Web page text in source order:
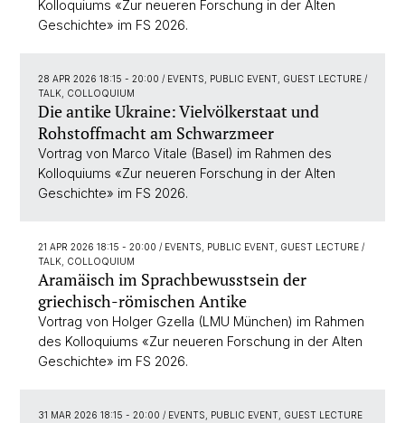
Kolloquiums «Zur neueren Forschung in der Alten
Geschichte» im FS 2026.
28 APR 2026 18:15 - 20:00 / EVENTS, PUBLIC EVENT, GUEST LECTURE /
TALK, COLLOQUIUM
Die antike Ukraine: Vielvölkerstaat und
Rohstoffmacht am Schwarzmeer
Vortrag von Marco Vitale (Basel) im Rahmen des
Kolloquiums «Zur neueren Forschung in der Alten
Geschichte» im FS 2026.
21 APR 2026 18:15 - 20:00 / EVENTS, PUBLIC EVENT, GUEST LECTURE /
TALK, COLLOQUIUM
Aramäisch im Sprachbewusstsein der
griechisch-römischen Antike
Vortrag von Holger Gzella (LMU München) im Rahmen
des Kolloquiums «Zur neueren Forschung in der Alten
Geschichte» im FS 2026.
31 MAR 2026 18:15 - 20:00 / EVENTS, PUBLIC EVENT, GUEST LECTURE